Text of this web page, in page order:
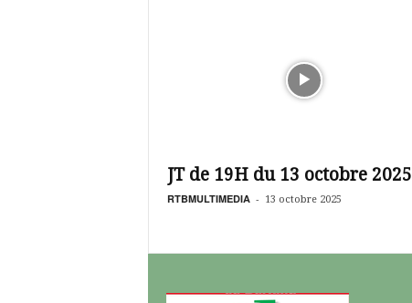
JT de 19H du 13 octobre 2025
RTBMULTIMEDIA - 13 octobre 2025